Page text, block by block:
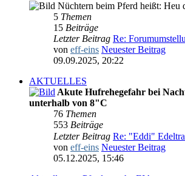
Nüchtern beim Pferd heißt:
5 Themen
15 Beiträge
Letzter Beitrag Re:
von eff-eins Neuester Beitrag
09.09.2025, 20:22
AKTUELLES
Akute Hufrehegefahr bei
unterhalb von 8"C
76 Themen
553 Beiträge
Letzter Beitrag Re: "Eddi"
von eff-eins Neuester Beitrag
05.12.2025, 15:46